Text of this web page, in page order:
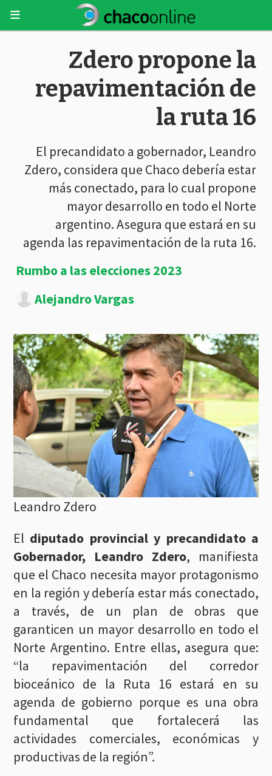
Zdero propone la
repavimentación de
la ruta 16
El precandidato a gobernador, Leandro
Zdero, considera que Chaco debería estar
más conectado, para lo cual propone
mayor desarrollo en todo el Norte
argentino. Asegura que estará en su
agenda las repavimentación de la ruta 16.
Rumbo a las elecciones 2023
Alejandro Vargas
Leandro Zdero
El diputado provincial y precandidato a
Gobernador, Leandro Zdero, manifiesta
que el Chaco necesita mayor protagonismo
en la región y debería estar más conectado,
a través, de un plan de obras que
garanticen un mayor desarrollo en todo el
Norte Argentino. Entre ellas, asegura que:
“la repavimentación del corredor
bioceánico de la Ruta 16 estará en su
agenda de gobierno porque es una obra
fundamental que fortalecerá las
actividades comerciales, económicas y
productivas de la región”.